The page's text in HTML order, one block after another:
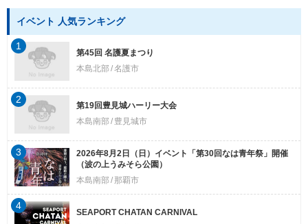
イベント 人気ランキング
第45回 名護夏まつり
本島北部 名護市
1
第19回豊見城ハーリー大会
本島南部
豊見城市
2
2026年8月2日（日）イベント「第30回なは青年祭」開催
（波の上うみそら公園）
本島南部
那覇市
3
SEAPORT CHATAN CARNIVAL
4